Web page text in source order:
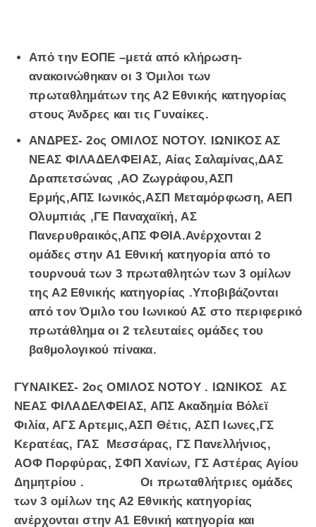
Από την ΕΟΠΕ –μετά από κλήρωση-
ανακοινώθηκαν οι 3 Όμιλοι των
πρωταθλημάτων της Α2 Εθνικής κατηγορίας
στους Άνδρες και τις Γυναίκες.
ΑΝΔΡΕΣ- 2ος ΟΜΙΛΟΣ ΝΟΤΟΥ. ΙΩΝΙΚΟΣ ΑΣ
ΝΕΑΣ ΦΙΛΑΔΕΛΦΕΙΑΣ, Αίας Σαλαμίνας,ΔΑΣ
Δραπετσώνας ,ΑΟ Ζωγράφου,ΑΣΠ
Ερμής,ΑΠΣ Ιωνικός,ΑΣΠ Μεταμόρφωση, ΑΕΠ
Ολυμπιάς ,ΓΕ Παναχαϊκή, ΑΣ
Πανερυθραικός,ΑΠΣ ΦΘΙΑ.Ανέρχονται 2
ομάδες στην Α1 Εθνική κατηγορία από το
τουρνουά των 3 πρωταθλητών των 3 ομίλων
της Α2 Εθνικής κατηγορίας .Υποβιβάζονται
από τον Όμιλο του Ιωνικού ΑΣ στο περιφερικό
πρωτάθλημα οι 2 τελευταίες ομάδες του
βαθμολογικού πίνακα.
ΓΥΝΑΙΚΕΣ- 2ος ΟΜΙΛΟΣ ΝΟΤΟΥ . ΙΩΝΙΚΟΣ ΑΣ
ΝΕΑΣ ΦΙΛΑΔΕΛΦΕΙΑΣ, ΑΠΣ Ακαδημία Βόλεϊ
Φιλία, ΑΓΣ Αρτεμις,ΑΣΠ Θέτις, ΑΣΠ Ιωνες,ΓΣ
Κερατέας, ΓΑΣ Μεσσάρας, ΓΣ Πανελλήνιος,
ΑΟΦ Πορφύρας, ΣΦΠ Χανίων, ΓΣ Αστέρας Αγίου
Δημητρίου . Οι πρωταθλήτριες ομάδες
των 3 ομίλων της Α2 Εθνικής κατηγορίας
ανέρχονται στην Α1 Εθνική κατηγορία και